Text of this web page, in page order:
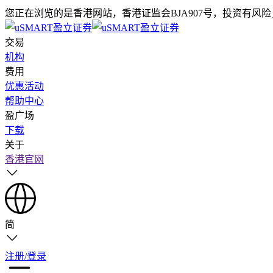
您正在浏览的是香港网站，香港证监会BJA907号，投资有风
交易
机构
费用
优惠活动
帮助中心
盈广场
下载
关于
香港官网
简
注册/登录